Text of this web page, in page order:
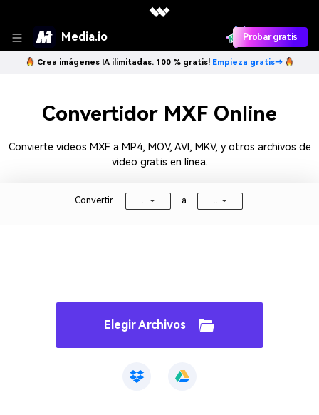
Media.io Probar gratis
Crea imágenes IA ilimitadas. 100 % gratis! Empieza gratis→
Convertidor MXF Online
Convierte videos MXF a MP4, MOV, AVI, MKV, y otros archivos de
video gratis en línea.
Convertir a
Elegir Archivos